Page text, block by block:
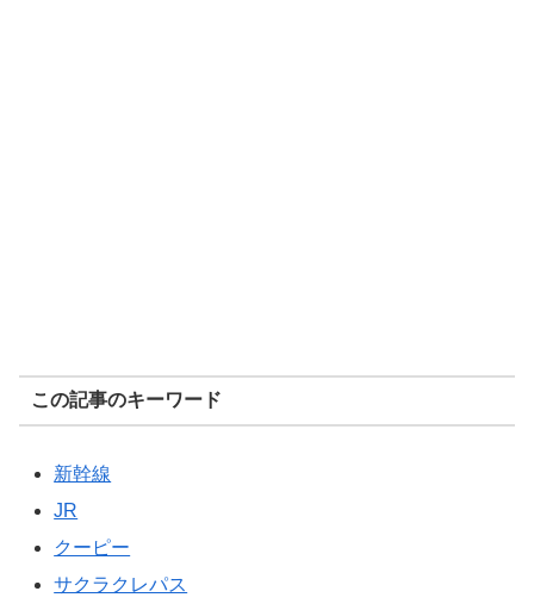
この記事のキーワード
新幹線
JR
クーピー
サクラクレパス